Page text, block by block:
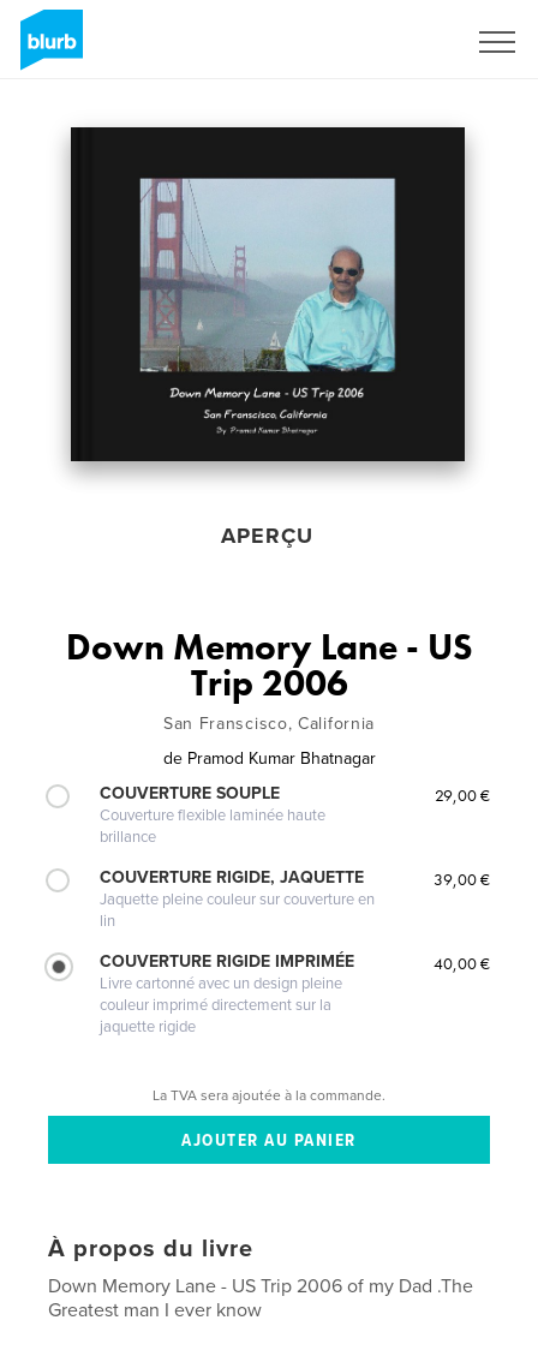
APERÇU
Down Memory Lane - US
Trip 2006
San Franscisco, California
de Pramod Kumar Bhatnagar
COUVERTURE SOUPLE
Couverture flexible laminée haute
brillance
29,00 €
COUVERTURE RIGIDE, JAQUETTE
Jaquette pleine couleur sur couverture en
lin
39,00 €
COUVERTURE RIGIDE IMPRIMÉE
Livre cartonné avec un design pleine
couleur imprimé directement sur la
jaquette rigide
40,00 €
La TVA sera ajoutée à la commande.
À propos du livre
Down Memory Lane - US Trip 2006 of my Dad .The
Greatest man I ever know